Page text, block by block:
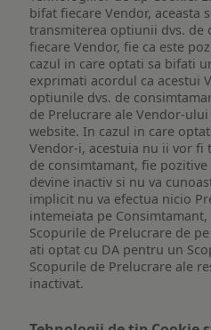
bifat fiecare Vendor, aceasta
transmiterea optiunii dvs. de
fiecare Vendor, fie ca este
cazul in care optati sa bifati
exprimati acordul ca acestui
optiunile dvs. de
de Prelucrare ale Vendor-
website. In cazul in care
Vendor-i, acestuia nu ii vor fi
de consimtamant, fie
devine inactiv si nu va
implicit nu va efectua nicio
intemeiata pe
Scopurile de Prelucrare de
ati optat cu DA pentru un
Scopurile de Prelucrare ale
inactivat.